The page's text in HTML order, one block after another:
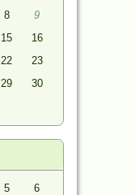
8
9
15
16
22
23
29
30
5
6